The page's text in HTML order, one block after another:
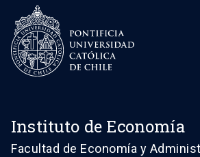
Instituto de Economía
Facultad de Economía y